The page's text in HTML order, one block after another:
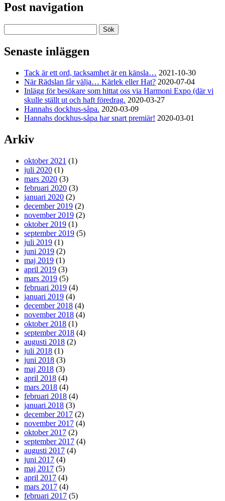
Post navigation
efter:
Senaste inläggen
Tack är ett ord, tacksamhet är en känsla… 2021-10-30
När Rädslan får välja… Kärlek eller Hat? 2020-07-04
Inlägg för besökare som hittat oss via Harmoni Expo (där vi
skulle ställt ut och haft föredrag. 2020-03-27
Hannahs dockhus-såpa. 2020-03-09
Hannahs dockhus-såpa har snart premiär! 2020-03-01
Arkiv
oktober 2021 (1)
juli 2020 (1)
mars 2020 (3)
februari 2020 (3)
januari 2020 (2)
december 2019 (2)
november 2019 (2)
oktober 2019 (1)
september 2019 (5)
juli 2019 (1)
juni 2019 (2)
maj 2019 (1)
april 2019 (3)
mars 2019 (5)
februari 2019 (4)
januari 2019 (4)
december 2018 (4)
november 2018 (4)
oktober 2018 (1)
september 2018 (4)
augusti 2018 (2)
juli 2018 (1)
juni 2018 (3)
maj 2018 (3)
april 2018 (4)
mars 2018 (4)
februari 2018 (4)
januari 2018 (3)
december 2017 (2)
november 2017 (4)
oktober 2017 (2)
september 2017 (4)
augusti 2017 (4)
juni 2017 (4)
maj 2017 (5)
april 2017 (4)
mars 2017 (4)
februari 2017 (5)